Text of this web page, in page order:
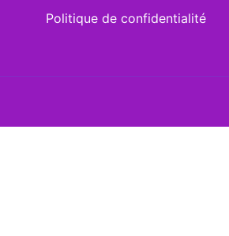
Politique de confidentialité